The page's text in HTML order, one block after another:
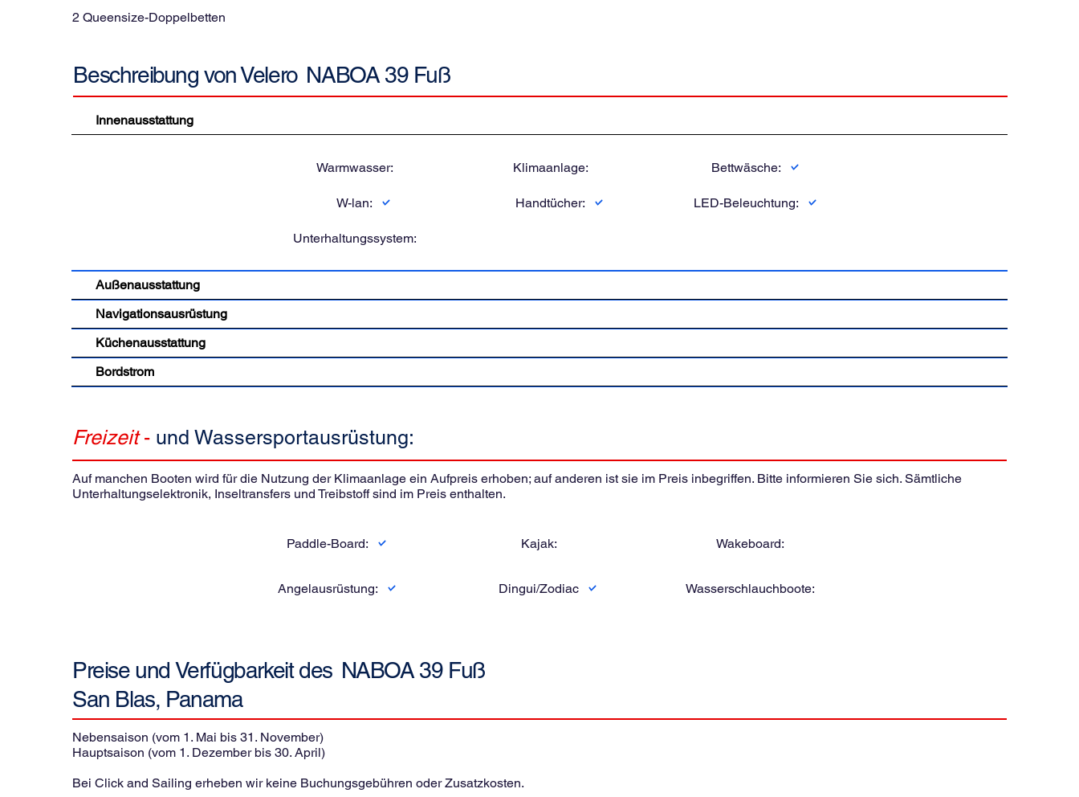
2 Queensize-Doppelbetten
Beschreibung vonVelero NABOA 39 Fuß
Innenausstattung
Warmwasser:
W-lan:
Unterhaltungssystem:
Klimaanlage:
Handtücher:
Bettwäsche:
LED-Beleuchtung:
Außenausstattung
Navigationsausrüstung
Küchenausstattung
Bordstrom
Freizeit- und Wassersportausrüstung:
Auf manchen Booten wird für die Nutzung der Klimaanlage ein Aufpreis erhoben; auf anderen ist sie im Preis inbegriffen. Bitte informieren Sie sich. Sämtliche
Unterhaltungselektronik, Inseltransfers und Treibstoff sind im Preis enthalten.
Paddle-Board:
Angelausrüstung:
Kajak:
Dingui/Zodiac
Wakeboard:
Wasserschlauchboote:
Preise und Verfügbarkeit des NABOA 39 Fuß
San Blas, Panama
Nebensaison (vom 1. Mai bis 31. November)
Hauptsaison (vom 1. Dezember bis 30. April)
Bei Click and Sailing erheben wir keine Buchungsgebühren oder Zusatzkosten.